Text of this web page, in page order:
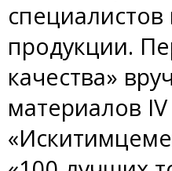
продукции.
качества»
материалов